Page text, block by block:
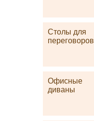
Столы для
переговоров
Офисные
диваны